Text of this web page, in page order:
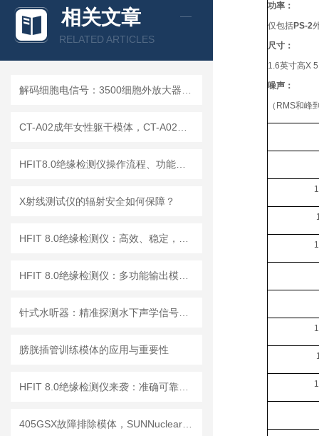
相关文章
RELATED ARTICLES
X射线测试仪的辐射安全如何保障？
膀胱插管训练模体的应用与重要性
功率：
仅包括PS-2
尺寸：
1.6英寸高X
噪声：
（RMS和峰